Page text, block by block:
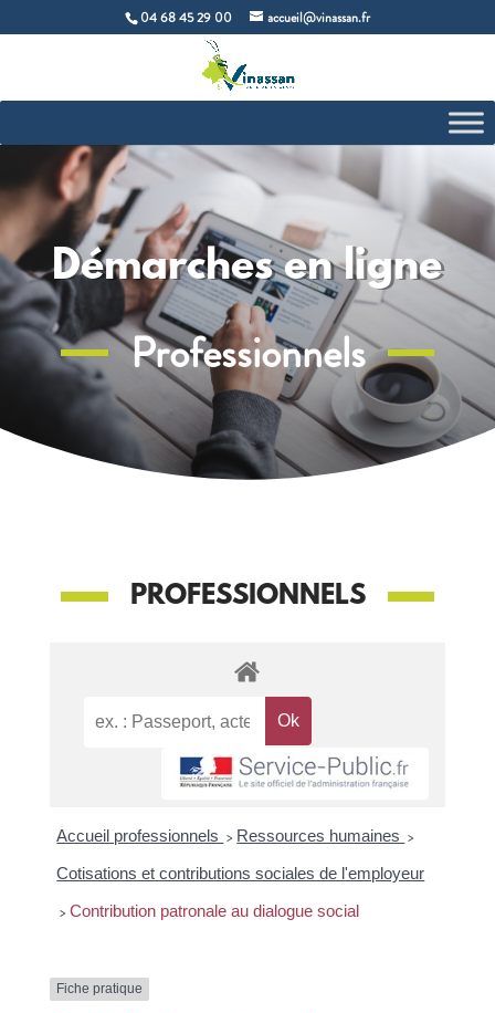
04 68 45 29 00 accueil@vinassan.fr
Démarches en ligne
Professionnels
PROFESSIONNELS
Accueil professionnels > Ressources humaines >
Cotisations et contributions sociales de l'employeur
> Contribution patronale au dialogue social
Fiche pratique